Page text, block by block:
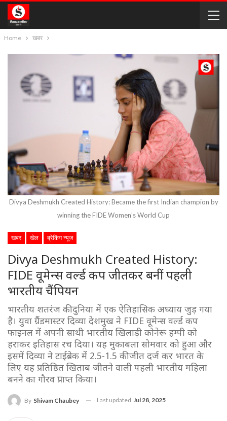
Home खबर
Divya Deshmukh Created History: Became the first Indian champion by
winning the FIDE Women's World Cup
खबर खेल ब्रेकिंग न्यूज
Divya Deshmukh Created History:
FIDE वूमेन्स वर्ल्ड कप जीतकर बनीं पहली
भारतीय चैंपियन
भारतीय शतरंज की दुनिया में एक ऐतिहासिक अध्याय जुड़ गया
है। युवा ग्रैंडमास्टर दिव्या देशमुख ने FIDE वूमेन्स वर्ल्ड कप
फाइनल में अपनी साथी भारतीय खिलाड़ी कोनेरू हम्पी को
हराकर इतिहास रच दिया। यह मुकाबला सोमवार को हुआ और
इसमें दिव्या ने टाईब्रेक में 2.5-1.5 की जीत दर्ज कर भारत के
लिए यह प्रतिष्ठित खिताब जीतने वाली पहली भारतीय महिला
बनने का गौरव प्राप्त किया।
By Shivam Chaubey Last updated Jul 28, 2025